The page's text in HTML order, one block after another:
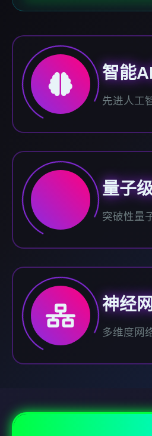
智能
先进人工
量子
突破性量
神经
多维度网